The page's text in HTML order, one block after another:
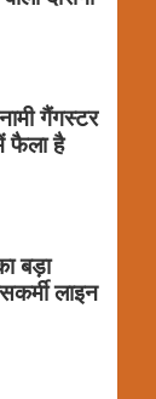
गैंगस्टर
फैला है
बड़ा
लाइन